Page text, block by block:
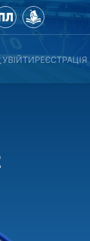
УВІЙТИРЕЄСТРАЦІЯ